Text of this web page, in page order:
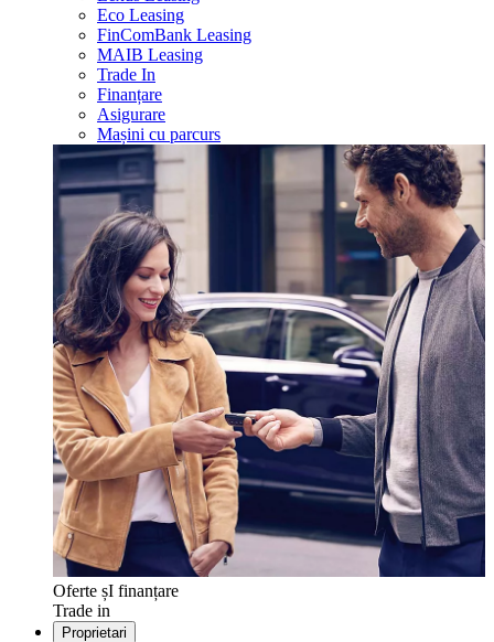
Eco Leasing
FinComBank Leasing
MAIB Leasing
Trade In
Finanțare
Asigurare
Mașini cu parcurs
Oferte șI finanțare
Trade in
Proprietari